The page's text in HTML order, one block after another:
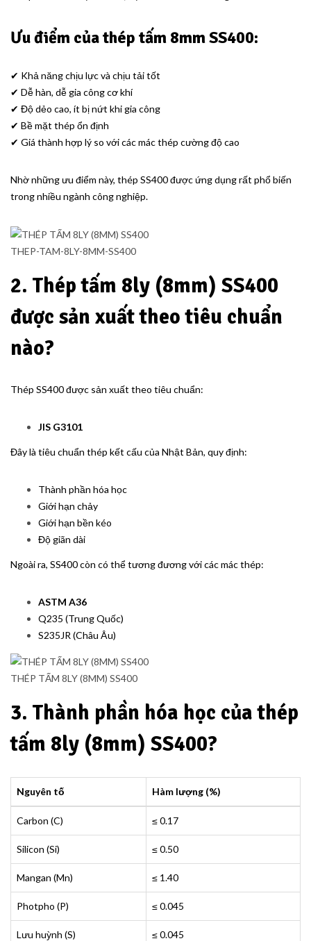
Ưu điểm của thép tấm 8mm SS400:
✔ Khả năng chịu lực và chịu tải tốt
✔ Dễ hàn, dễ gia công cơ khí
✔ Độ dẻo cao, ít bị nứt khi gia công
✔ Bề mặt thép ổn định
✔ Giá thành hợp lý so với các mác thép cường độ cao
Nhờ những ưu điểm này, thép SS400 được ứng dụng rất phổ biến
trong nhiều ngành công nghiệp.
THEP-TAM-8LY-8MM-SS400
2. Thép tấm 8ly (8mm) SS400
được sản xuất theo tiêu chuẩn
nào?
Thép SS400 được sản xuất theo tiêu chuẩn:
JIS G3101
Đây là tiêu chuẩn thép kết cấu của Nhật Bản, quy định:
Thành phần hóa học
Giới hạn chảy
Giới hạn bền kéo
Độ giãn dài
Ngoài ra, SS400 còn có thể tương đương với các mác thép:
ASTM A36
Q235 (Trung Quốc)
S235JR (Châu Âu)
THÉP TẤM 8LY (8MM) SS400
3. Thành phần hóa học của thép
tấm 8ly (8mm) SS400?
Nguyên tố Hàm lượng (%)
Carbon (C) ≤ 0.17
Silicon (Si) ≤ 0.50
Mangan (Mn) ≤ 1.40
Photpho (P) ≤ 0.045
Lưu huỳnh (S) ≤ 0.045